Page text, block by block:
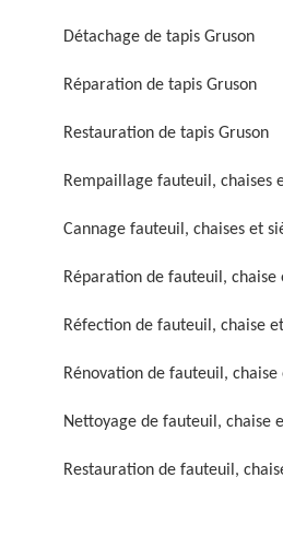
Réparation de fauteuil,
Rénovation de fauteuil,
chaise et siège 59
Détachage de tapis Gruson
Réparation de tapis Gruson
Restauration de tapis Gruson
Rempaillage fauteuil, chaises
Cannage fauteuil, chaises et
Réparation de fauteuil, chaise
Réfection de fauteuil, chaise
Rénovation de fauteuil, chaise
Nettoyage de fauteuil, chaise
Restauration de fauteuil,